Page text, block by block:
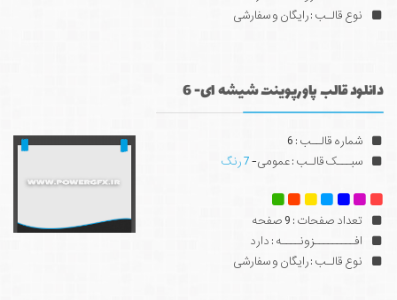
نوع قالـب : رایگان و سفارشی
دانلود قالب پاورپوینت شیشه ای- 6
شماره قالــب : 6
سبـــک قالـب : عمومی-7 رنگ
تعداد صفحات : 9 صفحه
افـــــــــزونــــه : دارد
نوع قالـب : رایگان و سفارشی